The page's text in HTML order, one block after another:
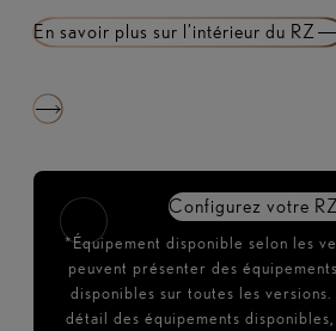
En savoir plus sur l’intérieur du RZ
Configurez votre RZ
*Équipement disponible selon les
peuvent présenter des
disponibles sur toutes les
détail des équipements